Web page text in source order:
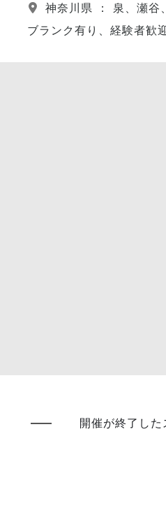
神奈川県 ： 泉、瀬谷
ブランク有り、経験者歓
開催が終了し